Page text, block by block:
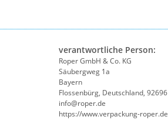
verantwortliche Person:
Roper GmbH & Co. KG
Säubergweg 1a
Bayern
Flossenbürg, Deutschland, 92696
info@roper.de
https://www.verpackung-roper.de